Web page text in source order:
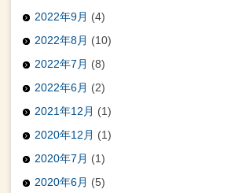
2022年9月 (4)
2022年8月 (10)
2022年7月 (8)
2022年6月 (2)
2021年12月 (1)
2020年12月 (1)
2020年7月 (1)
2020年6月 (5)